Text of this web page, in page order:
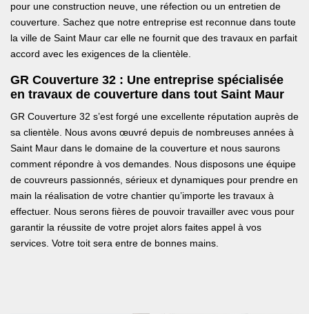
pour une construction neuve, une réfection ou un entretien de
couverture. Sachez que notre entreprise est reconnue dans toute
la ville de Saint Maur car elle ne fournit que des travaux en parfait
accord avec les exigences de la clientèle.
GR Couverture 32 : Une entreprise spécialisée
en travaux de couverture dans tout Saint Maur
GR Couverture 32 s’est forgé une excellente réputation auprès de
sa clientèle. Nous avons œuvré depuis de nombreuses années à
Saint Maur dans le domaine de la couverture et nous saurons
comment répondre à vos demandes. Nous disposons une équipe
de couvreurs passionnés, sérieux et dynamiques pour prendre en
main la réalisation de votre chantier qu’importe les travaux à
effectuer. Nous serons fières de pouvoir travailler avec vous pour
garantir la réussite de votre projet alors faites appel à vos
services. Votre toit sera entre de bonnes mains.